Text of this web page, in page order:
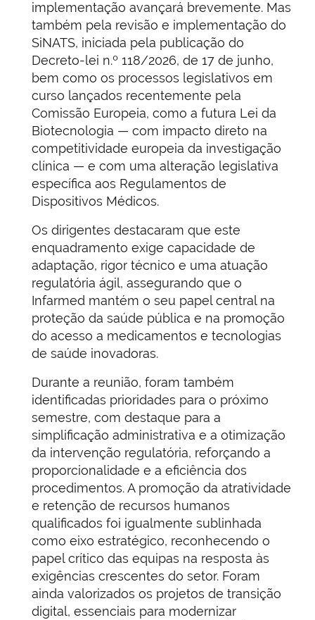
implementação avançará brevemente. Mas
também pela revisão e implementação do
SiNATS, iniciada pela publicação do
Decreto-lei n.º 118/2026, de 17 de junho,
bem como os processos legislativos em
curso lançados recentemente pela
Comissão Europeia, como a futura Lei da
Biotecnologia — com impacto direto na
competitividade europeia da investigação
clínica — e com uma alteração legislativa
específica aos Regulamentos de
Dispositivos Médicos.
Os dirigentes destacaram que este
enquadramento exige capacidade de
adaptação, rigor técnico e uma atuação
regulatória ágil, assegurando que o
Infarmed mantém o seu papel central na
proteção da saúde pública e na promoção
do acesso a medicamentos e tecnologias
de saúde inovadoras.
Durante a reunião, foram também
identificadas prioridades para o próximo
semestre, com destaque para a
simplificação administrativa e a otimização
da intervenção regulatória, reforçando a
proporcionalidade e a eficiência dos
procedimentos. A promoção da atratividade
e retenção de recursos humanos
qualificados foi igualmente sublinhada
como eixo estratégico, reconhecendo o
papel crítico das equipas na resposta às
exigências crescentes do setor. Foram
ainda valorizados os projetos de transição
digital, essenciais para modernizar